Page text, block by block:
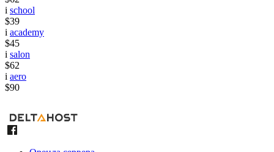
i school
$39
i academy
$45
i salon
$62
i aero
$90